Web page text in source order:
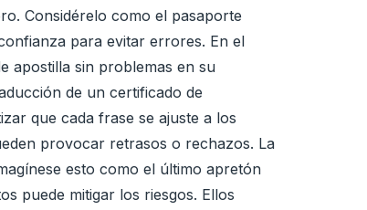
Considérelo como el pasaporte
para evitar errores. En el
apostilla sin problemas en su
de un certificado de
que cada frase se ajuste a los
provocar retrasos o rechazos. La
esto como el último apretón
puede mitigar los riesgos. Ellos